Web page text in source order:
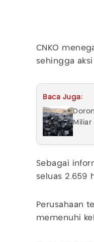
CNKO
sehingga
Baca Juga:
Miliar
Sebagai
seluas 2.659
Perusahaan
memenuhi